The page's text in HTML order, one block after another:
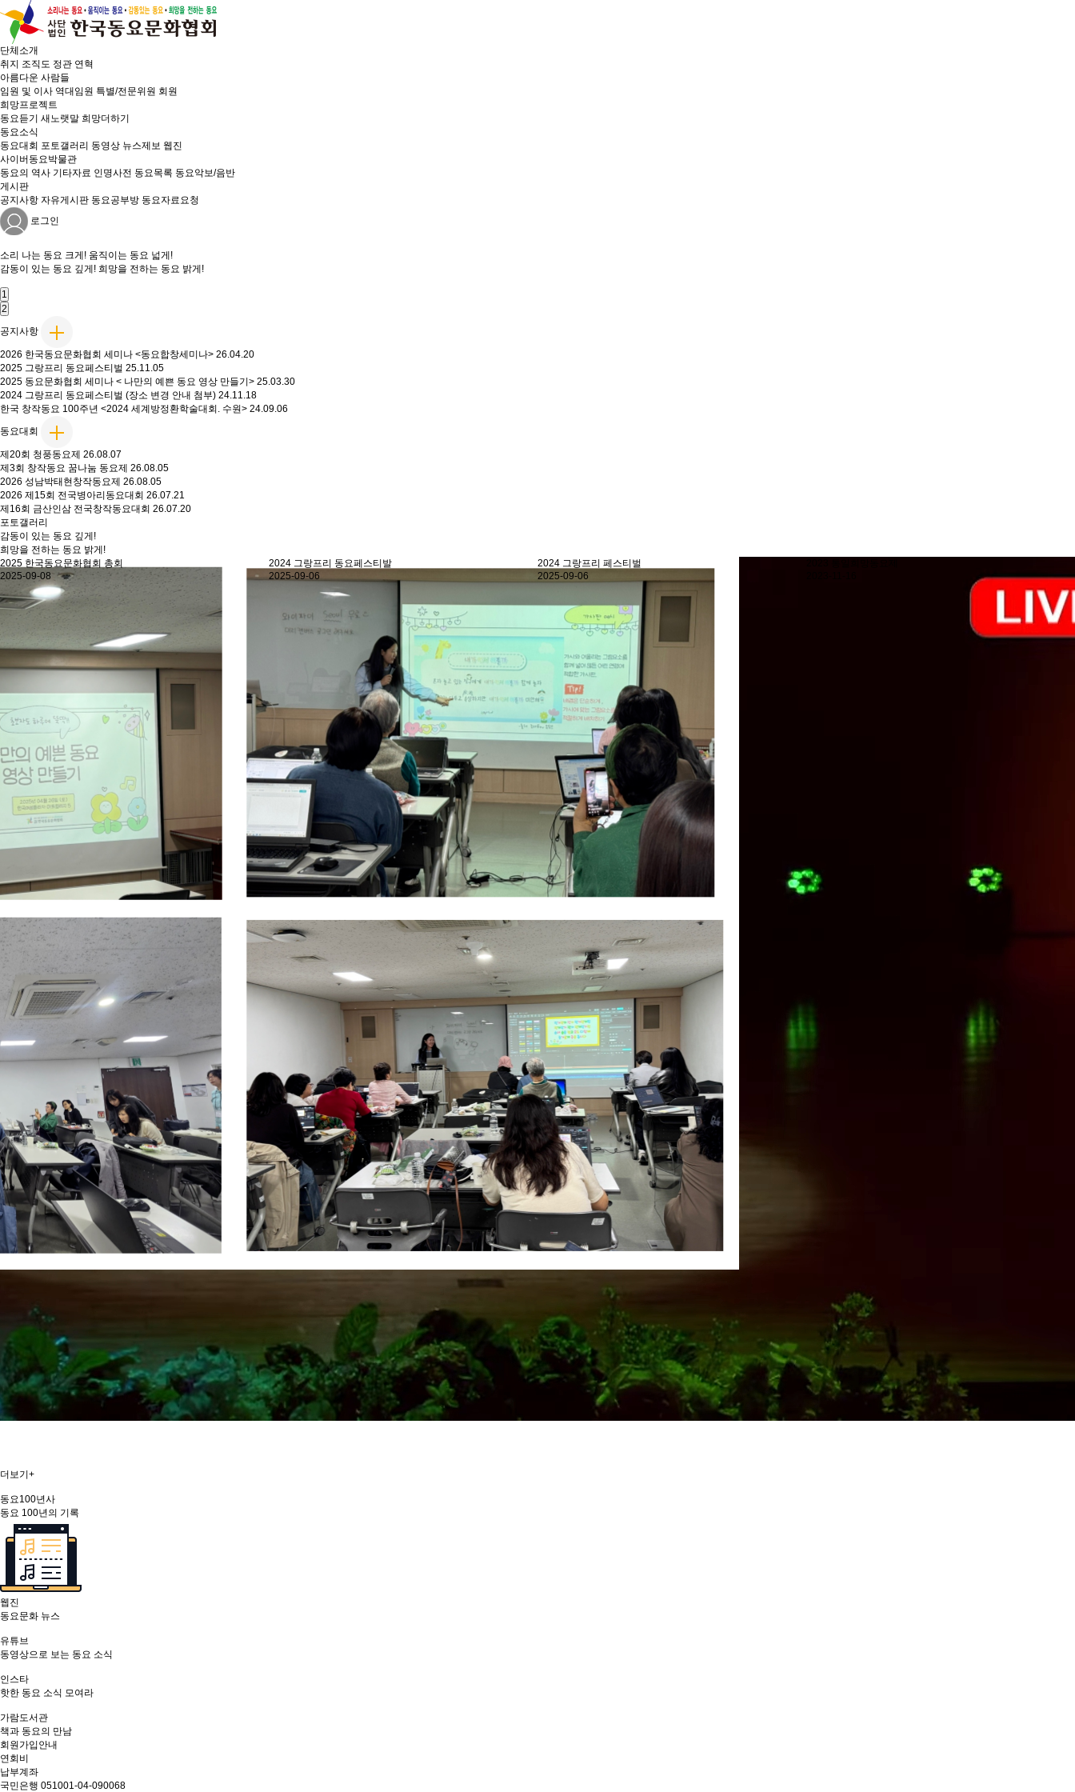
단체소개
취지 조직도 정관 연혁
아름다운 사람들
임원 및 이사 역대임원 특별/전문위원 회원
희망프로젝트
동요듣기 새노랫말 희망더하기
동요소식
동요대회 포토갤러리 동영상 뉴스제보 웹진
사이버동요박물관
동요의 역사 기타자료 인명사전 동요목록 동요악보/음반
게시판
공지사항 자유게시판 동요공부방 동요자료요청
로그인
소리 나는 동요 크게! 움직이는 동요 넓게!
감동이 있는 동요 깊게! 희망을 전하는 동요 밝게!
1
2
공지사항
2026 한국동요문화협회 세미나 <동요합창세미나> 26.04.20
2025 그랑프리 동요페스티벌 25.11.05
2025 동요문화협회 세미나 < 나만의 예쁜 동요 영상 만들기> 25.03.30
2024 그랑프리 동요페스티벌 (장소 변경 안내 첨부) 24.11.18
한국 창작동요 100주년 <2024 세계방정환학술대회. 수원> 24.09.06
동요대회
제20회 청풍동요제 26.08.07
제3회 창작동요 꿈나눔 동요제 26.08.05
2026 성남박태현창작동요제 26.08.05
2026 제15회 전국병아리동요대회 26.07.21
제16회 금산인삼 전국창작동요대회 26.07.20
포토갤러리
감동이 있는 동요 깊게!
희망을 전하는 동요 밝게!
2024 그랑프리 동요페스티발
2025-09-06
2024 그랑프리 페스티벌
2025-09-06
2023 통일희망동요제
2023-11-16
더보기+
동요100년사
동요 100년의 기록
웹진
동요문화 뉴스
유튜브
동영상으로 보는 동요 소식
인스타
핫한 동요 소식 모여라
가람도서관
책과 동요의 만남
회원가입안내
연회비
납부계좌
국민은행 051001-04-090068